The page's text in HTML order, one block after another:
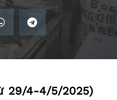
29/4-4/5/2025)